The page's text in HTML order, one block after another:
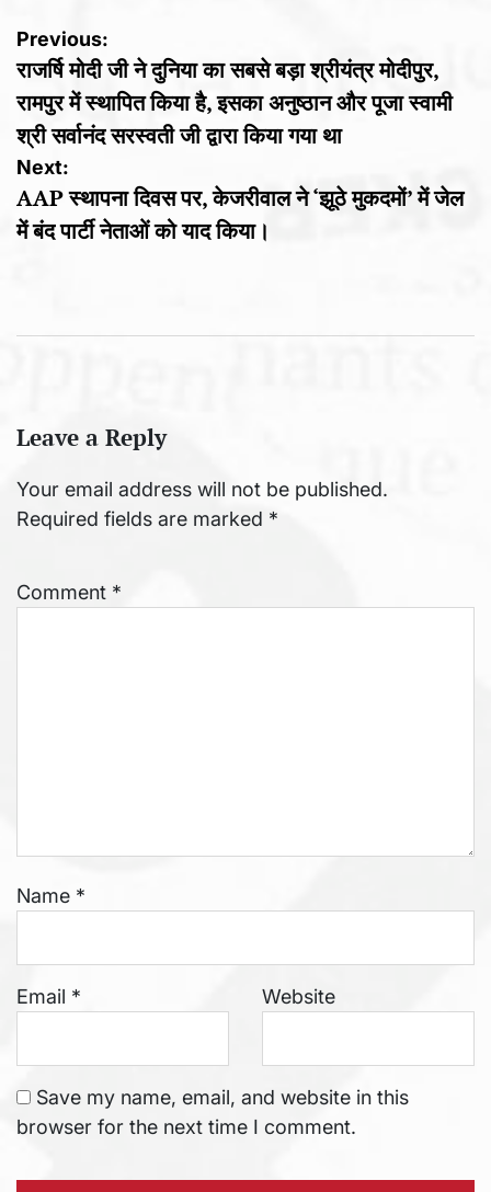
Post
navigation
Previous:
राजर्षि मोदी जी ने दुनिया का सबसे बड़ा श्रीयंत्र मोदीपुर,
रामपुर में स्थापित किया है, इसका अनुष्ठान और पूजा स्वामी
श्री सर्वानंद सरस्वती जी द्वारा किया गया था
Next:
AAP स्थापना दिवस पर, केजरीवाल ने ‘झूठे मुकदमों’ में जेल
में बंद पार्टी नेताओं को याद किया।
Leave a Reply
Your email address will not be published.
Required fields are marked *
Comment *
Name *
Email * Website
Save my name, email, and website in this
browser for the next time I comment.